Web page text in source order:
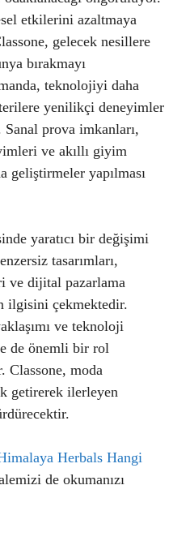
etkilerini azaltmaya
gelecek nesillere
bırakmayı
teknolojiyi daha
yenilikçi deneyimler
Sanal prova imkanları,
ve akıllı giyim
yapılması
yaratıcı bir değişimi
tasarımları,
ve dijital pazarlama
ilgisini çekmektedir.
ve teknoloji
de önemli bir rol
Classone, moda
getirerek ilerleyen
Herbals Hangi
de okumanızı